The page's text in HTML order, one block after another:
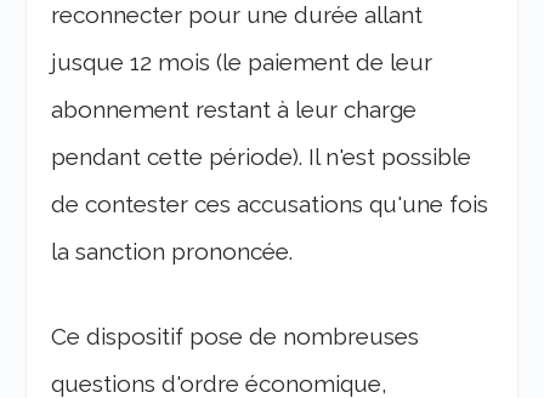
reconnecter pour une durée allant
jusque 12 mois (le paiement de leur
abonnement restant à leur charge
pendant cette période). Il n'est possible
de contester ces accusations qu'une fois
la sanction prononcée.
Ce dispositif pose de nombreuses
questions d'ordre économique,